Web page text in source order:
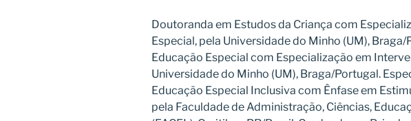
Doutoranda em Estudos da Criança com
Especial, pela Universidade do Minho (UM),
Educação Especial com Especialização em
Universidade do Minho (UM), Braga/Portugal.
Educação Especial Inclusiva com Ênfase em
pela Faculdade de Administração, Ciências,